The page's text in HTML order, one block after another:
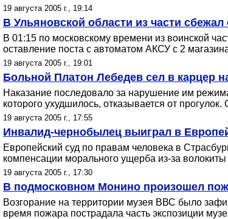
19 августа 2005 г., 19:14
В Ульяновской области из части сбежал
В 01:15 по московскому времени из воинской
оставление поста с автоматом АКСУ с 2
19 августа 2005 г., 19:01
Больной Платон Лебедев сел в карцер
Наказание последовало за нарушение им
которого ухудшилось, отказывается от
19 августа 2005 г., 17:55
Инвалид-чернобылец выиграл в
Европейский суд по правам человека в
компенсации морального ущерба из-за
19 августа 2005 г., 17:30
В подмосковном Монино произошел
Возгорание на территории музея ВВС было
время пожара пострадала часть экспозиции